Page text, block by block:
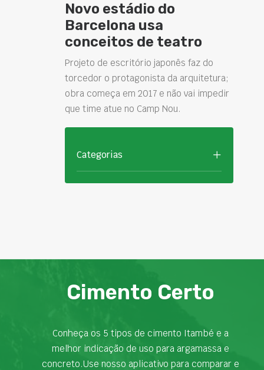
Novo estádio do
Barcelona usa
conceitos de teatro
Projeto de escritório japonês faz do
torcedor o protagonista da arquitetura;
obra começa em 2017 e não vai impedir
que time atue no Camp Nou.
Categorias
Cimento Certo
Conheça os 5 tipos de cimento Itambé e a
melhor indicação de uso para argamassa e
concreto.Use nosso aplicativo para comparar e